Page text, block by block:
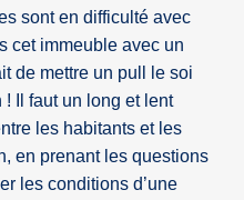
sont en difficulté avec
cet immeuble avec un
de mettre un pull le soi
! Il faut un long et lent
les habitants et les
en prenant les questions
les conditions d’une